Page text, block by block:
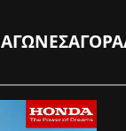
ΑΓΩΝΕΣΑΓΟΡΑ